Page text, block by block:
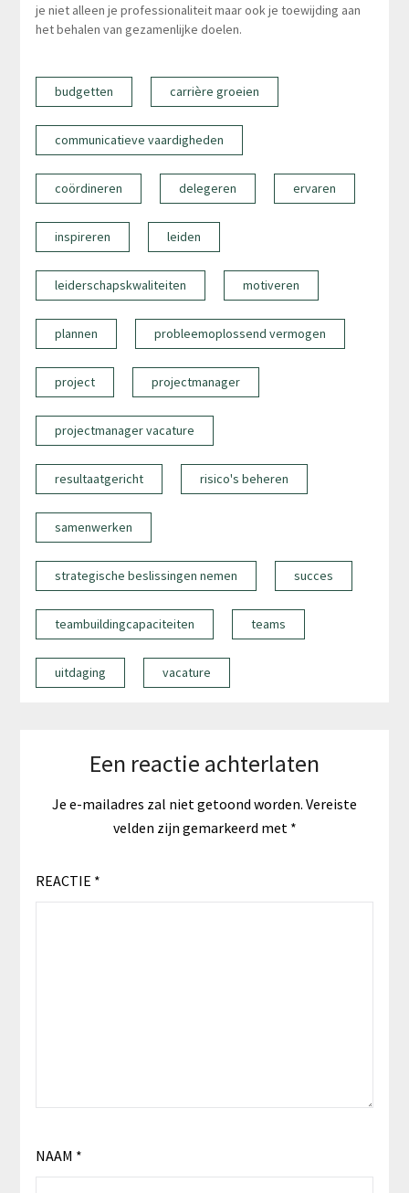
je niet alleen je professionaliteit maar ook je toewijding aan
het behalen van gezamenlijke doelen.
budgetten carrière groeien
communicatieve vaardigheden
coördineren delegeren ervaren
inspireren leiden
leiderschapskwaliteiten motiveren
plannen probleemoplossend vermogen
project projectmanager
projectmanager vacature
resultaatgericht risico's beheren
samenwerken
strategische beslissingen nemen succes
teambuildingcapaciteiten teams
uitdaging vacature
Een reactie achterlaten
Je e-mailadres zal niet getoond worden. Vereiste
velden zijn gemarkeerd met *
REACTIE *
NAAM *